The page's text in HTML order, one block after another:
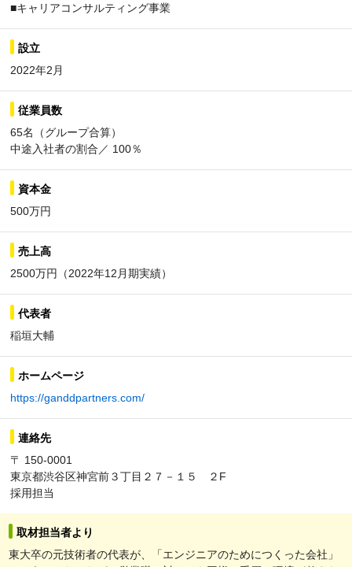
■キャリアコンサルティング事業
設立
2022年2月
従業員数
65名（グループ合算）
中途入社者の割合／ 100％
資本金
500万円
売上高
2500万円（2022年12月期実績）
代表者
稲垣大輔
ホームページ
https://ganddpartners.com/
連絡先
〒 150-0001
東京都渋谷区神宮前３丁目２７－１５ ２F
採用担当
取材担当者より
東大卒の元技術者の代表が、「エンジニアのためにつくった会社」